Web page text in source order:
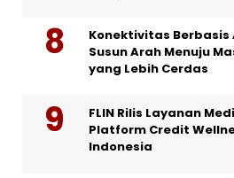
Konektivitas Berbasis
Susun Arah Menuju
yang Lebih Cerdas
FLIN Rilis Layanan
Platform Credit
Indonesia